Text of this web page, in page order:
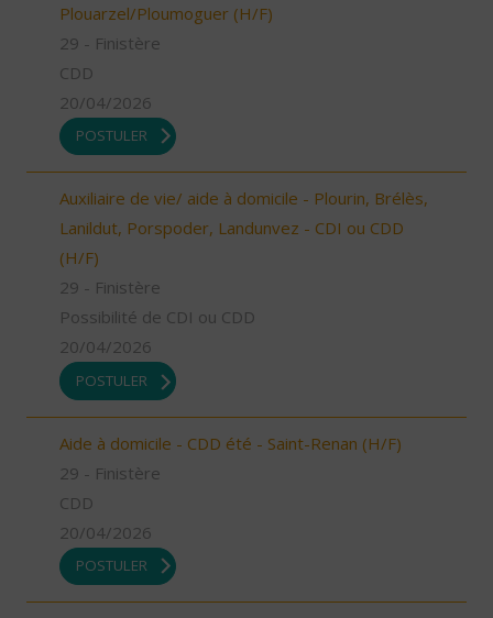
Plouarzel/Ploumoguer (H/F)
29 - Finistère
CDD
20/04/2026
POSTULER
Auxiliaire de vie/ aide à domicile - Plourin, Brélès,
Lanildut, Porspoder, Landunvez - CDI ou CDD
(H/F)
29 - Finistère
Possibilité de CDI ou CDD
20/04/2026
POSTULER
Aide à domicile - CDD été - Saint-Renan (H/F)
29 - Finistère
CDD
20/04/2026
POSTULER